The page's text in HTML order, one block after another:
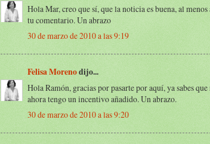
Hola Mar, creo que sí, que la noticia es buena, al
tu comentario. Un abrazo
30 de marzo de 2010 a las 9:19
Felisa Morenodijo...
Hola Ramón, gracias por pasarte por aquí, ya sabes
ahora tengo un incentivo añadido. Un abrazo.
30 de marzo de 2010 a las 9:20